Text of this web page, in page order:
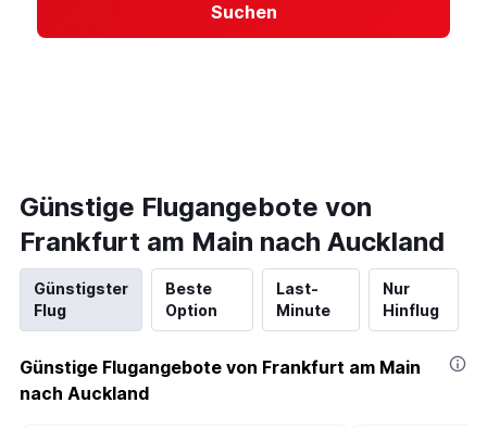
Suchen
Günstige Flugangebote von
Frankfurt am Main nach Auckland
Günstigster
Flug
Beste
Option
Last-
Minute
Nur
Hinflug
Günstige Flugangebote von Frankfurt am Main
nach Auckland